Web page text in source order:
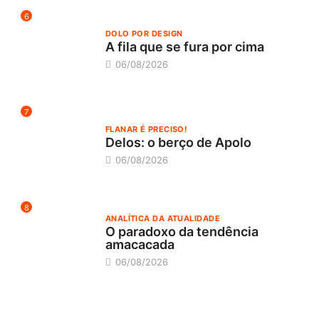
6
DOLO POR DESIGN
A fila que se fura por cima
06/08/2026
7
FLANAR É PRECISO!
Delos: o berço de Apolo
06/08/2026
8
ANALÍTICA DA ATUALIDADE
O paradoxo da tendência
amacacada
06/08/2026